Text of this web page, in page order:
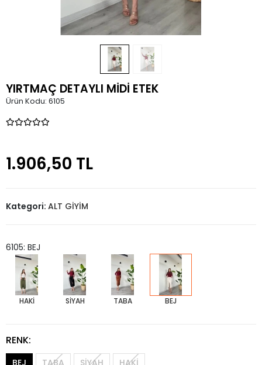
YIRTMAÇ DETAYLI MİDİ ETEK
Ürün Kodu: 6105
1.906,50 TL
Kategori: ALT GİYİM
6105: BEJ
HAKİ SİYAH TABA BEJ
RENK:
BEJ TABA SİYAH HAKİ